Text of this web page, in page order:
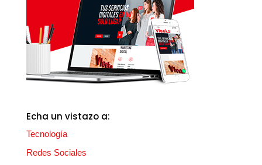
Echa un vistazo a:
Tecnología
Redes Sociales